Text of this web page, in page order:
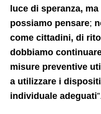
luce di speranza,
possiamo pensare;
come cittadini, di
dobbiamo
misure preventive
a utilizzare i
individuale adeguati